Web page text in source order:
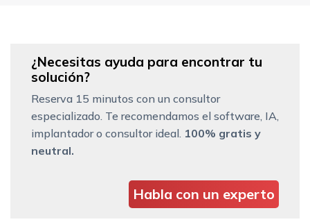
¿Necesitas ayuda para encontrar tu
solución?
Reserva 15 minutos con un consultor
especializado. Te recomendamos el software, IA,
implantador o consultor ideal. 100% gratis y
neutral.
Habla con un experto